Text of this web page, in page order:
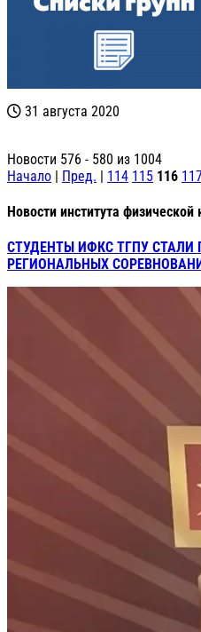
31 августа 2020
Новости 576 - 580 из 1004
Начало | Пред. | 114 115 116
Новости института физической
СТУДЕНТЫ ИФКС ТГПУ
РЕГИОНАЛЬНЫХ